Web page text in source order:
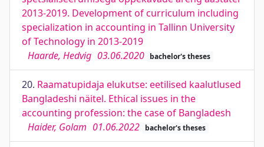
2013-2019. Development of curriculum including
specialization in accounting in Tallinn University
of Technology in 2013-2019
Haarde, Hedvig 03.06.2020 bachelor's theses
20. Raamatupidaja elukutse: eetilised kaalutlused
Bangladeshi näitel. Ethical issues in the
accounting profession: the case of Bangladesh
Haider, Golam 01.06.2022 bachelor's theses